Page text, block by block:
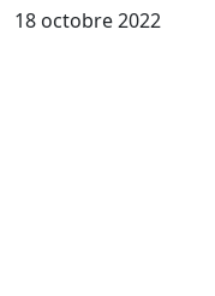
18 octobre 2022